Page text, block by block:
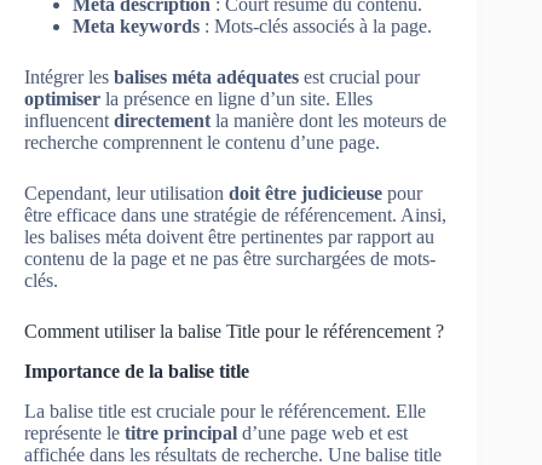
Meta description : Court résumé du contenu.
Meta keywords : Mots-clés associés à la page.
Intégrer les balises méta adéquates est crucial pour
optimiser la présence en ligne d’un site. Elles
influencentdirectementla manière dont les moteurs de
recherche comprennent le contenu d’une page.
Cependant, leur utilisation doit être judicieuse pour
être efficace dans une stratégie de référencement. Ainsi,
les balises méta doivent être pertinentes par rapport au
contenu de la page et ne pas être surchargées de mots-
clés.
Comment utiliser la balise Title pour le référencement ?
Importance de la balise title
La balise title est cruciale pour le référencement. Elle
représente le titre principal d’une page web et est
affichée dans les résultats de recherche. Une balise title